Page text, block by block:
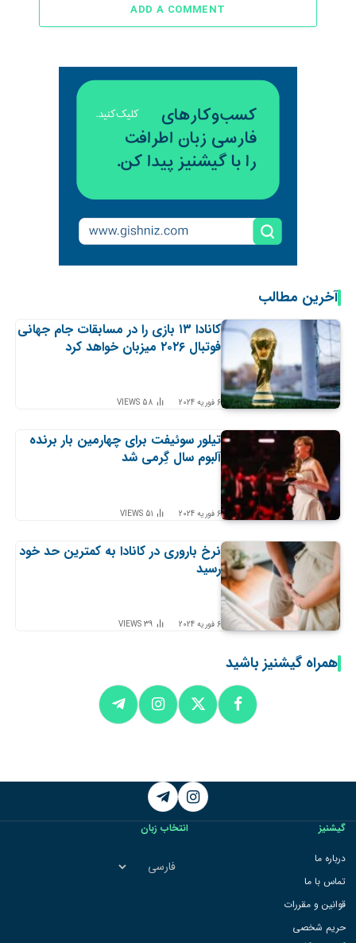
ADD A COMMENT
آخرین مطالب
کانادا ۱۳ بازی را در مسابقات جام جهانی
فوتبال ۲۰۲۶ میزبان خواهد کرد
6 فوریه 2024 58
VIEWS
تیلور سوئیفت برای چهارمین بار برنده
آلبوم سال گِرمی شد
6 فوریه 2024 51
VIEWS
نرخ باروری در کانادا به کمترین حد خود
رسید
6 فوریه 2024 39
VIEWS
همراه گیشنیز باشید
Instagram
Telegram
گیشنیز
درباره ما
تماس با ما
قوانین و مقررات
حریم شخصی
انتخاب زبان
انتخاب
زبان